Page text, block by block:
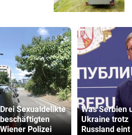
Drei Sexualdelikte
beschäftigten
Wiener Polizei
Was Serbien
Ukraine trotz
Russland eint